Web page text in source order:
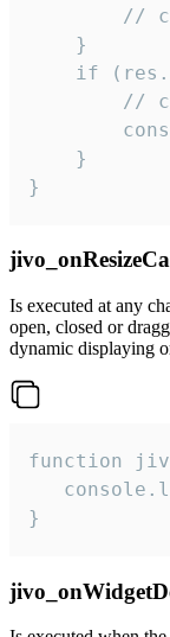
//
    }
if
//
    }
}
Is executed at any
open, closed or
dynamic displaying
function
}